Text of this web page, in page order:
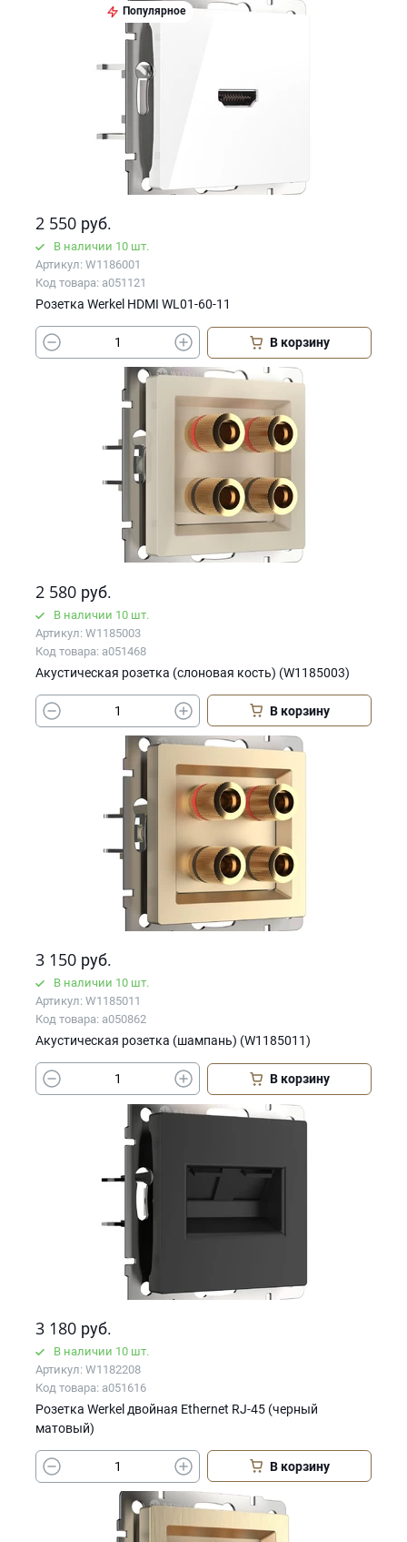
Популярное
2 550 руб.
В наличии 10 шт.
Артикул: W1186001
Код товара: a051121
Розетка Werkel HDMI WL01-60-11
В корзину
2 580 руб.
В наличии 10 шт.
Артикул: W1185003
Код товара: a051468
Акустическая розетка (слоновая кость) (W1185003)
В корзину
3 150 руб.
В наличии 10 шт.
Артикул: W1185011
Код товара: a050862
Акустическая розетка (шампань) (W1185011)
В корзину
3 180 руб.
В наличии 10 шт.
Артикул: W1182208
Код товара: a051616
Розетка Werkel двойная Ethernet RJ-45 (черный
матовый)
В корзину